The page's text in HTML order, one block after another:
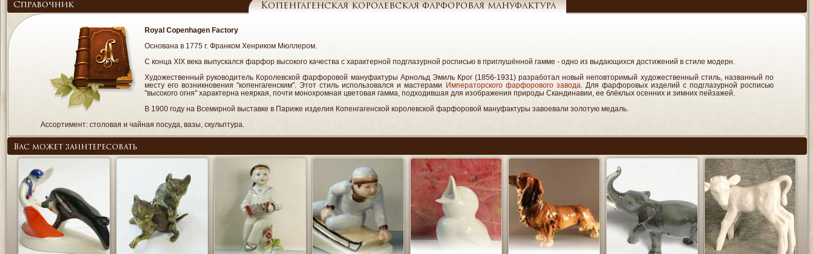
Справочник Копенгагенская королевская фарфоровая мануфактура
Royal Copenhagen Factory
Основана в 1775 г. Франком Хенриком Мюллером.
С конца XIX века выпускался фарфор высокого качества с характерной подглазурной росписью в приглушённой гамме - одно из выдающихся достижений в стиле модерн.
Художественный руководитель Королевской фарфоровой мануфактуры Арнольд Эмиль Крог (1856-1931) разработал новый неповторимый художественный стиль, названный по
месту его возникновения "копенгагенским". Этот стиль использовался и мастерами
Императорского фарфорового завода . Для фарфоровых изделий с подглазурной росписью
"высокого огня" характерна неяркая, почти монохромная цветовая гамма, подходившая для изображения природы Скандинавии, ее блёклых осенних и зимних пейзажей.
В 1900 году на Всемирной выставке в Париже изделия Копенгагенской королевской фарфоровой мануфактуры завоевали золотую медаль.
Ассортимент: столовая и чайная посуда, вазы, скульптура.
Вас может заинтересовать